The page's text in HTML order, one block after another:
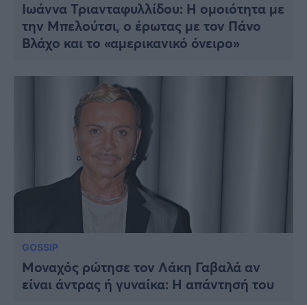
Ιωάννα Τριανταφυλλίδου: Η ομοιότητα με
την Μπελούτσι, ο έρωτας με τον Πάνο
Βλάχο και το «αμερικανικό όνειρο»
GOSSIP
Μοναχός ρώτησε τον Λάκη Γαβαλά αν
είναι άντρας ή γυναίκα: Η απάντησή του